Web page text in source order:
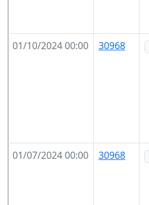
01/10/2024 00:00
30968
01/07/2024 00:00
30968